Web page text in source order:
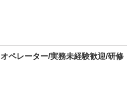
ペレーター/実務未経験歓迎/研修